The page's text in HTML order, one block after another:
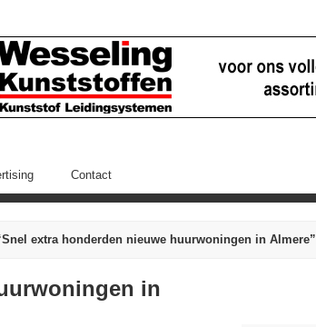
Contact
extra honderden nieuwe huurwoningen in Almere”
in